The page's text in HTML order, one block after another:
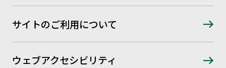
サイトのご利用について
ウェブアクセシビリティ